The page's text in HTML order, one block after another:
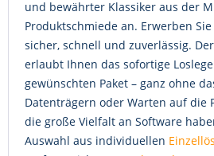
und bewährter Klassiker aus der
Produktschmiede an. Erwerben
sicher, schnell und zuverlässig.
erlaubt Ihnen das sofortige
gewünschten Paket – ganz ohne
Datenträgern oder Warten auf die
die große Vielfalt an Software
Auswahl aus individuellen